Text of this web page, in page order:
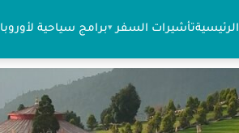
الرئيسيةتأشيرات السفر برامج سياحية لأوروبا